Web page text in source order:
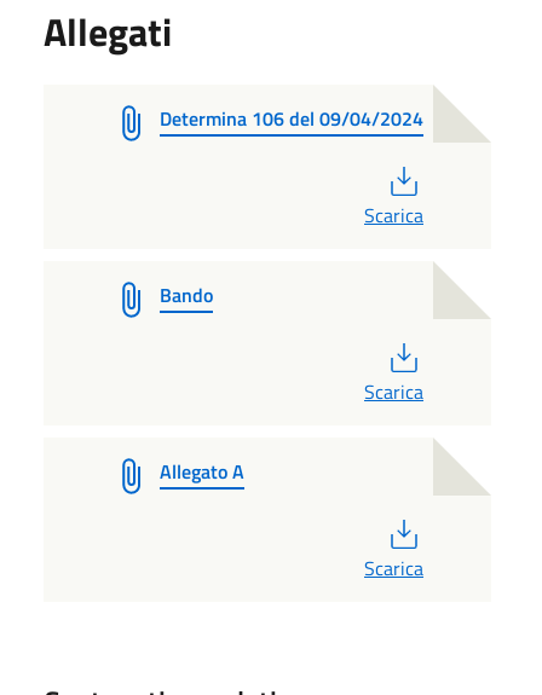
Allegati
Determina 106 del 09/04/2024
Scarica
Bando
Scarica
Allegato A
Scarica